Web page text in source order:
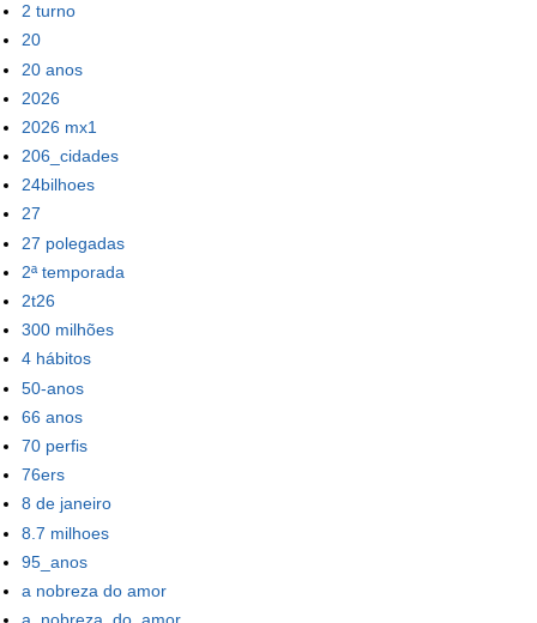
2 turno
20
20 anos
2026
2026 mx1
206_cidades
24bilhoes
27
27 polegadas
2ª temporada
2t26
300 milhões
4 hábitos
50-anos
66 anos
70 perfis
76ers
8 de janeiro
8.7 milhoes
95_anos
a nobreza do amor